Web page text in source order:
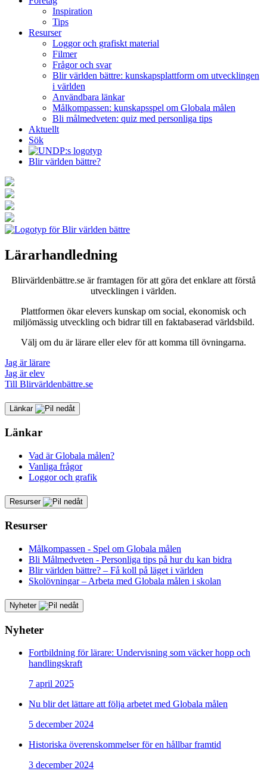
Inspiration
Tips
Resurser
Loggor och grafiskt material
Filmer
Frågor och svar
Blir världen bättre: kunskapsplattform om utvecklingen
i världen
Användbara länkar
Målkompassen: kunskapsspel om Globala målen
Bli målmedveten: quiz med personliga tips
Aktuellt
Sök
Blir världen bättre?
Lärarhandledning
Blirvärldenbättre.se är framtagen för att göra det enklare att förstå
utvecklingen i världen.
Plattformen ökar elevers kunskap om social, ekonomisk och
miljömässig utveckling och bidrar till en faktabaserad världsbild.
Välj om du är lärare eller elev för att komma till övningarna.
Jag är lärare
Jag är elev
Till Blirvärldenbättre.se
Länkar
Länkar
Vad är Globala målen?
Vanliga frågor
Loggor och grafik
Resurser
Resurser
Målkompassen - Spel om Globala målen
Bli Målmedveten - Personliga tips på hur du kan bidra
Blir världen bättre? – Få koll på läget i världen
Skolövningar – Arbeta med Globala målen i skolan
Nyheter
Nyheter
Fortbildning för lärare: Undervisning som väcker hopp och
handlingskraft
7 april 2025
Nu blir det lättare att följa arbetet med Globala målen
5 december 2024
Historiska överenskommelser för en hållbar framtid
3 december 2024